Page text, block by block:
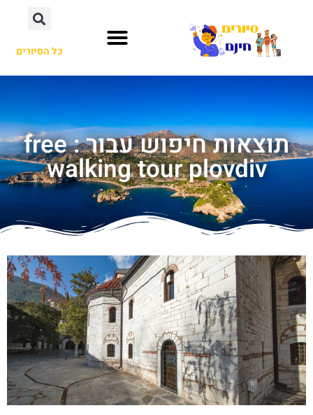
כל הסיורים
תוצאות חיפוש עבור : free
walking tour plovdiv